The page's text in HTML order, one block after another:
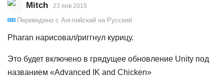
Mitch 23 янв 2015
Переведено с Английский на Русский
Pharan нарисовал/риггнул курицу.
Это будет включено в грядущее обновление Unity под
названием «Advanced IK and Chicken»